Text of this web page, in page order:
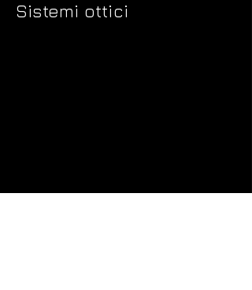
Sistemi ottici